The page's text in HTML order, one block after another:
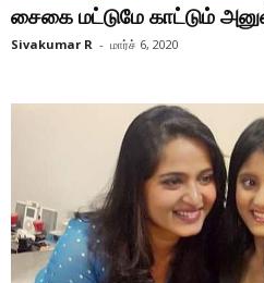
சைகை மட்டுமே காட்டும்
Sivakumar R - மார்ச் 6, 2020